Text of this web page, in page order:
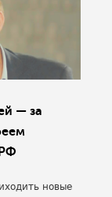
— за
новые